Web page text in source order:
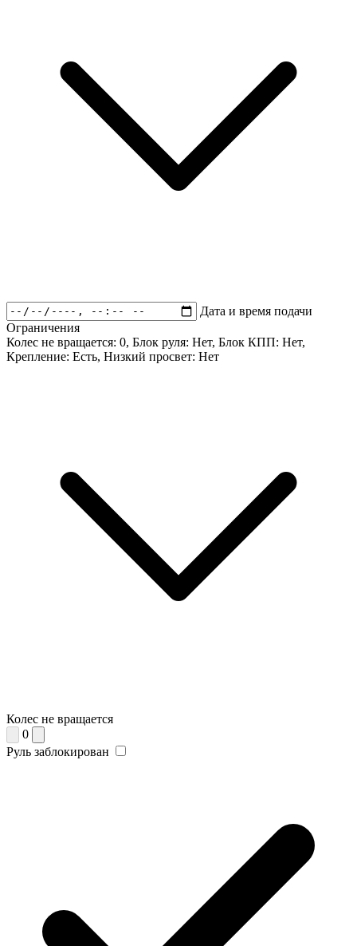
Дата и время подачи
Ограничения
Колес не вращается: 0, Блок руля: Нет, Блок КПП: Нет,
Крепление: Есть, Низкий просвет: Нет
Колес не вращается
0
Руль заблокирован